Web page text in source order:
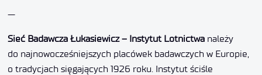
—
Sieć Badawcza Łukasiewicz – Instytut Lotnictwa należy
do najnowocześniejszych placówek badawczych w Europie,
o tradycjach sięgających 1926 roku. Instytut ściśle